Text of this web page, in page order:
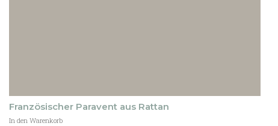
Französischer Paravent aus Rattan
In den Warenkorb